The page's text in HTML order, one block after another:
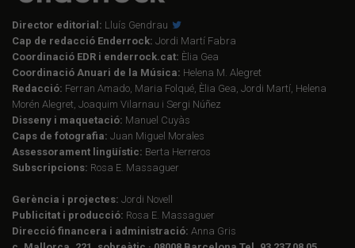
Director editorial: Lluís Gendrau
Cap de redacció Enderrock: Jordi Martí Fabra
Coordinació EDR i enderrock.cat: Èlia Gea
Coordinació Anuari de la Música: Helena M. Alegret
Redacció: Ferran Amado, Maria Folqué, Èlia Gea, Jordi Martí, Helena
Morén Alegret, Joaquim Vilarnau i Sergi Núñez
Disseny i maquetació: Manuel Cuyàs
Caps de fotografia: Juan Miguel Morales
Assessorament lingüístic: Berta Herreros
Subscripcions: Rosa E. Massaguer
Gerència i projectes: Jordi Novell
Publicitat i producció: Rosa E. Massaguer
Direcció financera i administració: Anna Gris